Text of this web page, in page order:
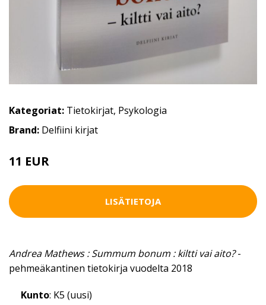
Kategoriat: Tietokirjat, Psykologia
Brand: Delfiini kirjat
11 EUR
LISÄTIETOJA
Andrea Mathews : Summum bonum : kiltti vai aito?-
pehmeäkantinen tietokirja vuodelta 2018
Kunto: K5 (uusi)